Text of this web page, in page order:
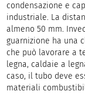
condensazione e
industriale. La
almeno 50 mm.
guarnizione ha una
che può lavorare a
legna, caldaie a
caso, il tubo deve
materiali